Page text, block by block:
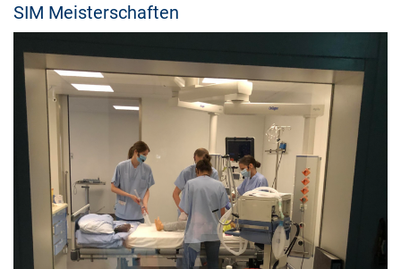
SIM Meisterschaften